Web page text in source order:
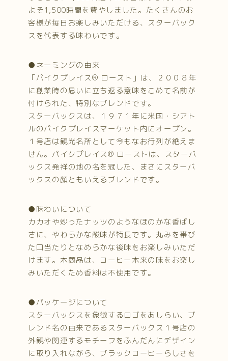
よそ1,500時間を費やしました。たくさんのお
客様が毎日お楽しみいただける、スターバック
スを代表する味わいです。
●ネーミングの由来
「パイクプレイス® ロースト」は、２００８年
に創業時の思いに立ち返る意味をこめて名前が
付けられた、特別なブレンドです。
スターバックスは、１９７１年に米国・シアト
ルのパイクプレイスマーケット内にオープン。
１号店は観光名所として今もなお行列が絶えま
せん。パイクプレイス® ローストは、スターバ
ックス発祥の地の名を冠した、まさにスターバ
ックスの顔ともいえるブレンドです。
●味わいについて
カカオや炒ったナッツのようなほのかな香ばし
さに、やわらかな酸味が特長です。丸みを帯び
た口当たりとなめらかな後味をお楽しみいただ
けます。本商品は、コーヒー本来の味をお楽し
みいただくため香料は不使用です。
●パッケージについて
スターバックスを象徴するロゴをあしらい、ブ
レンド名の由来であるスターバックス１号店の
外観や関連するモチーフをふんだんにデザイン
に取り入れながら、ブラックコーヒーらしさを